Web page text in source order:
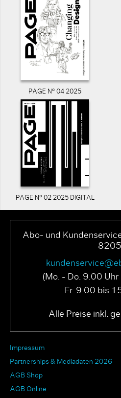
PAGE N° 04 2025
PAGE N° 02 2025 DIGITAL
Abo- und
8205
(Mo. - Do. 9.00
Fr. 9.00 bis
Alle Preise inkl.
Impressum
Partnerships & Mediadaten 2026
AGB Shop
AGB Online